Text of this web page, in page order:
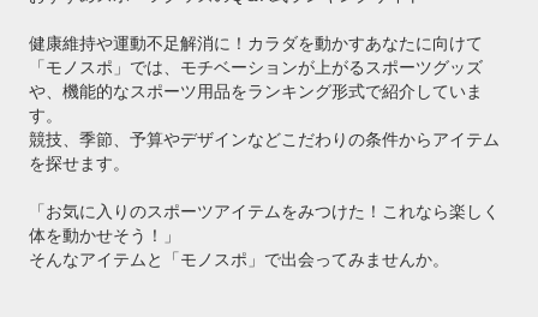
健康維持や運動不足解消に！カラダを動かすあなたに向けて
「モノスポ」では、モチベーションが上がるスポーツグッズ
や、機能的なスポーツ用品をランキング形式で紹介していま
す。
競技、季節、予算やデザインなどこだわりの条件からアイテム
を探せます。
「お気に入りのスポーツアイテムをみつけた！これなら楽しく
体を動かせそう！」
そんなアイテムと「モノスポ」で出会ってみませんか。